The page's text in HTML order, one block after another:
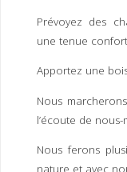
Prévoyez des
une tenue
Apportez une
Nous
l’écoute de nous-
Nous ferons